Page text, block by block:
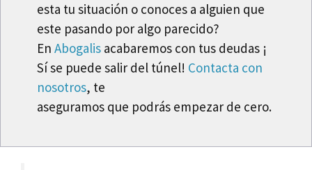
esta tu situación o conoces a alguien que
este pasando por algo parecido?
EnAbogalis acabaremos con tus deudas ¡
Sí se puede salir del túnel! Contacta con
nosotros, te
aseguramos que podrás empezar de cero.